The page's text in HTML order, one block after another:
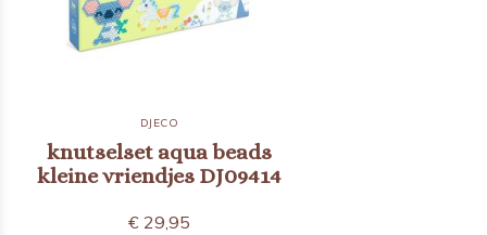
DJECO
knutselset aqua beads
kleine vriendjes DJ09414
€ 29,95